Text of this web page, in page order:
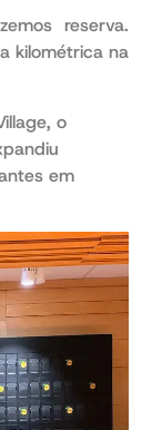
reserva.
kilométrica na
o
em